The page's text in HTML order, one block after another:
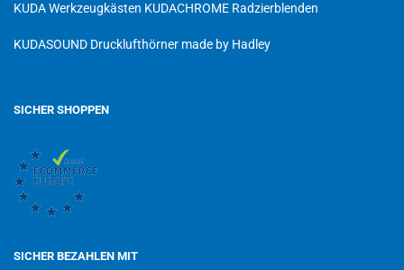
KUDA Werkzeugkästen KUDACHROME Radzierblenden
KUDASOUND Drucklufthörner made by Hadley
SICHER SHOPPEN
SICHER BEZAHLEN MIT